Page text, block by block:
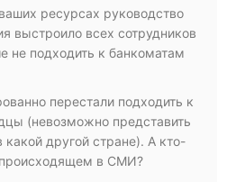
ресурсах руководство
выстроило всех сотрудников
не подходить к банкоматам
перестали подходить к
(невозможно представить
какой другой стране). А кто-
в СМИ?